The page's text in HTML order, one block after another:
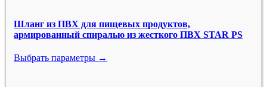
Шланг из ПВХ для пищевых продуктов,
армированный спиралью из жесткого ПВХ STAR PS
Выбрать параметры →